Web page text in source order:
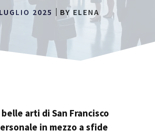
2025 BY ELENA
arti di San Francisco
in mezzo a sfide